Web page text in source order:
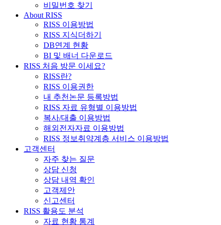
비밀번호 찾기
About RISS
RISS 이용방법
RISS 지식더하기
DB연계 현황
BI 및 배너 다운로드
RISS 처음 방문 이세요?
RISS란?
RISS 이용권한
내 추천논문 등록방법
RISS 자료 유형별 이용방법
복사/대출 이용방법
해외전자자료 이용방법
RISS 정보취약계층 서비스 이용방법
고객센터
자주 찾는 질문
상담 신청
상담 내역 확인
고객제안
신고센터
RISS 활용도 분석
자료 현황 통계